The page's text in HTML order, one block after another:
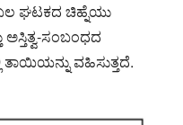
ಘಟಕದ ಚಿಹ್ನೆಯು
ಅಸ್ತಿತ್ವ-ಸಂಬಂಧದ
ತಾಯಿಯನ್ನು ವಹಿಸುತ್ತದೆ.